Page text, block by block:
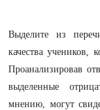
Выделите из
качества учеников,
Проанализировав
выделенные
мнению, могут